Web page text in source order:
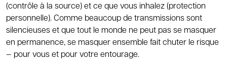
(contrôle à la source) et ce que vous inhalez (protection
personnelle). Comme beaucoup de transmissions sont
silencieuses et que tout le monde ne peut pas se masquer
en permanence, se masquer ensemble fait chuter le risque
— pour vous et pour votre entourage.